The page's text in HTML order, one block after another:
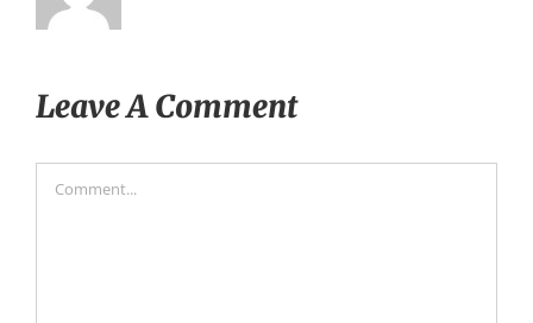
Leave A Comment